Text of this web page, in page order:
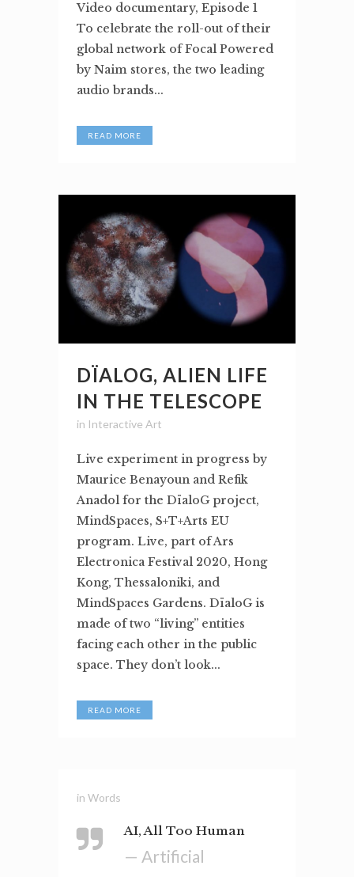
Video documentary, Episode 1
To celebrate the roll-out of their
global network of Focal Powered
by Naim stores, the two leading
audio brands...
READ MORE
DÏALOG, ALIEN LIFE
IN THE TELESCOPE
in Interactive Art
Live experiment in progress by
Maurice Benayoun and Refik
Anadol for the DïaloG project,
MindSpaces, S+T+Arts EU
program. Live, part of Ars
Electronica Festival 2020, Hong
Kong, Thessaloniki, and
MindSpaces Gardens. DïaloG is
made of two “living” entities
facing each other in the public
space. They don’t look...
READ MORE
in Words
AI, All Too Human
— Artificial